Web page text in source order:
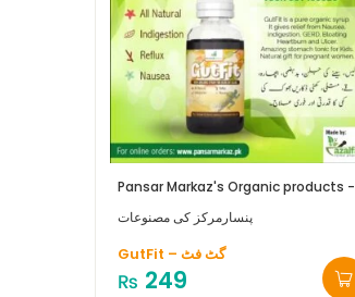
Pansar Markaz's Organic products -
پنسارمرکز کی مصنوعات
GutFit – گ‍ٹ فٹ
₨ 249